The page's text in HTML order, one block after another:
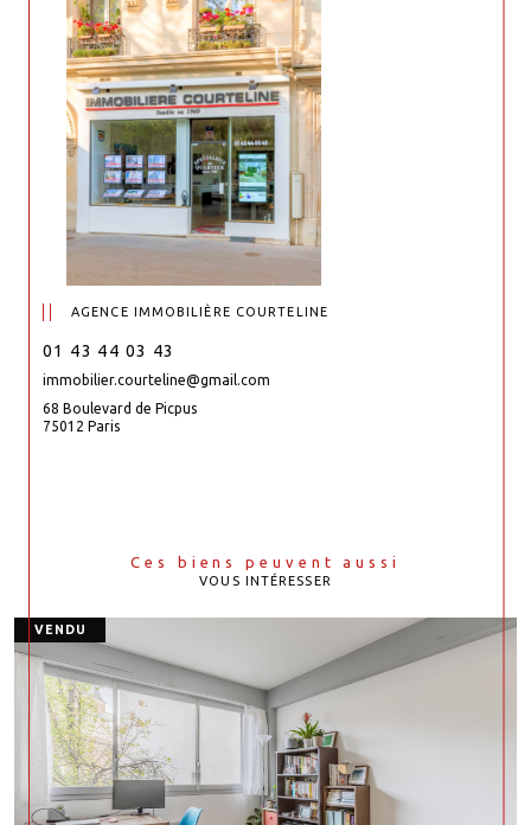
AGENCE IMMOBILIÈRE COURTELINE
01 43 44 03 43
immobilier.courteline@gmail.com
68 Boulevard de Picpus
75012 Paris
Ces biens peuvent aussi
VOUS INTÉRESSER
VENDU